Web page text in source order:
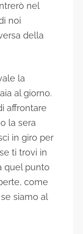
nel
noi
della
la
al giorno.
affrontare
la sera
in giro per
ti trovi in
quel punto
come
siamo al